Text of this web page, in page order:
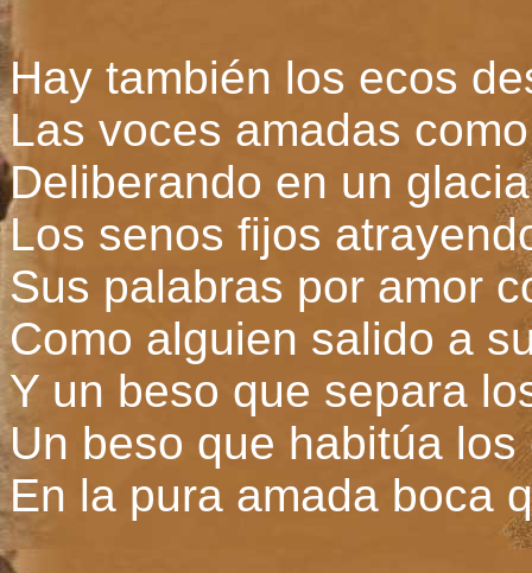
Hay también los ecos
Las voces amadas
Deliberando en un
Los senos fijos
Sus palabras por amor
Como alguien salido a
Y un beso que separa
Un beso que habitúa
En la pura amada boca